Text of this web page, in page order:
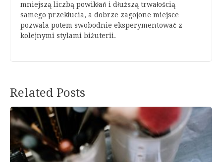
mniejszą liczbą powikłań i dłuższą trwałością
samego przekłucia, a dobrze zagojone miejsce
pozwala potem swobodnie eksperymentować z
kolejnymi stylami biżuterii.
Related Posts